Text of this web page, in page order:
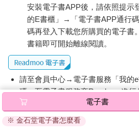
安裝電子書APP後，請依照提
的E書櫃」→「電子書APP通行
碼再登入下載您所購買的電子書
書籍即可開始離線閱讀。
請至會員中心→電子書服務「我的
碼』至電子書服務商Readmoo進行
退換貨須知：
因版權保護，您在金石堂所購買的
電子書
※ 金石堂電子書怎麼看